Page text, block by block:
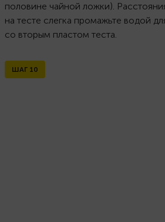
половине чайной ложки).
на тесте слегка промажьте водой
со вторым пластом теста.
ШАГ 10